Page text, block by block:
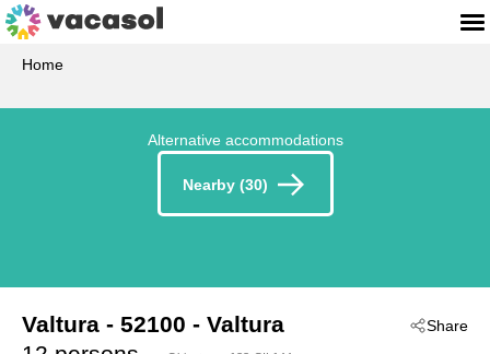
Home
Alternative accommodations
Nearby (30)
Share
Valtura - 52100 - Valtura